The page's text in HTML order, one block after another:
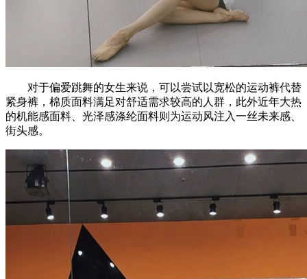
对于偏爱跳舞的女生来说，可以尝试以宽松的运动裤代替
紧身裤，棉质面料满足对舒适需求较高的人群，此外近年大热
的机能感面料、光泽感涤纶面料则为运动风注入一丝未来感、
街头感。